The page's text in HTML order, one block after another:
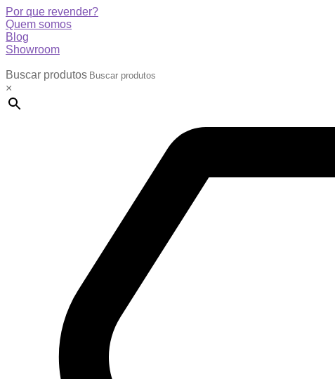
Por que revender?
Quem somos
Blog
Showroom
Buscar produtos
×